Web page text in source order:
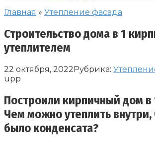
Главная » Утепление фасада
Строительство дома в 1
утеплителем
22 октября, 2022Рубрика:
upp
Построили кирпичный дом в
Чем можно утеплить внутри,
было конденсата?